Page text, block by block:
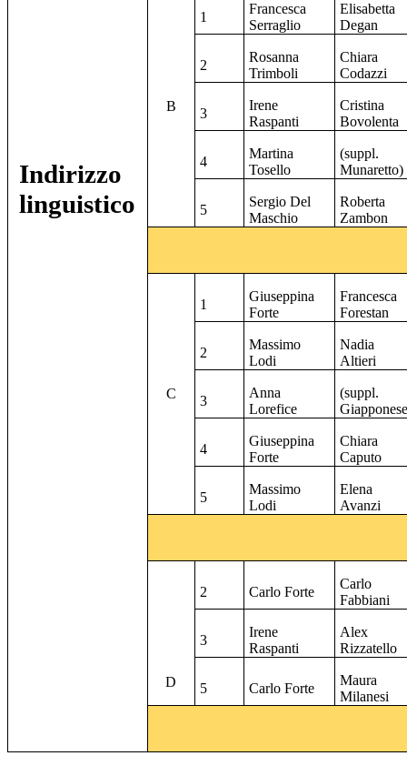
Indirizzo
linguistico
B
1
Francesca
Serraglio
Elisabetta
Degan
2
Rosanna
Trimboli
Chiara
Codazzi
3
Irene
Raspanti
Cristina
Bovolenta
4
Martina
Tosello
(suppl.
Munaretto)
5
Sergio Del
Maschio
Roberta
Zambon
C
1
Giuseppina
Forte
Francesca
Forestan
2
Massimo
Lodi
Nadia
Altieri
3
Anna
Lorefice
(suppl.
4
Giuseppina
Forte
Chiara
Caputo
5
Massimo
Lodi
Elena
Avanzi
D
2 Carlo Forte
Carlo
Fabbiani
3
Irene
Raspanti
Alex
Rizzatello
5 Carlo Forte
Maura
Milanesi